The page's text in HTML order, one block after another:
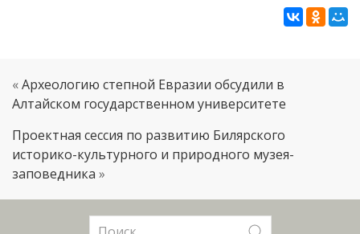
«Археологию степной Евразии обсудили в
Алтайском государственном университете
Проектная сессия по развитию Билярского
историко-культурного и природного музея-
заповедника »